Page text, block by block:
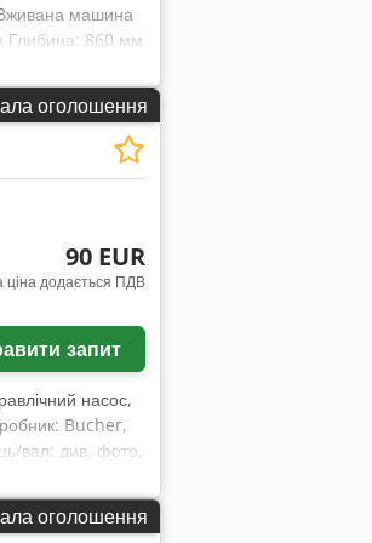
Вживана машина
Глибина: 860 мм
850 кг
485 мм Вага: 1400
710 мм 2.
450 бар
оголошення
90 EUR
ціна додається ПДВ
запит
насос,
Bucher,
вал: див. фото,
мм - Вага:
оголошення